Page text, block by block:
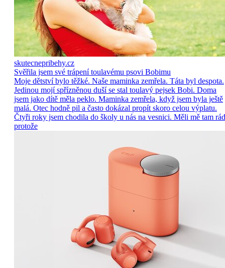
skutecnepribehy.cz
Svěřila jsem své trápení toulavému psovi Bobimu
Moje dětství bylo těžké. Naše maminka zemřela. Táta byl despota.
Jedinou mojí spřízněnou duší se stal toulavý pejsek Bobi. Doma
jsem jako dítě měla peklo. Maminka zemřela, když jsem byla ještě
malá. Otec hodně pil a často dokázal propít skoro celou výplatu.
Čtyři roky jsem chodila do školy u nás na vesnici. Měli mě tam
protože